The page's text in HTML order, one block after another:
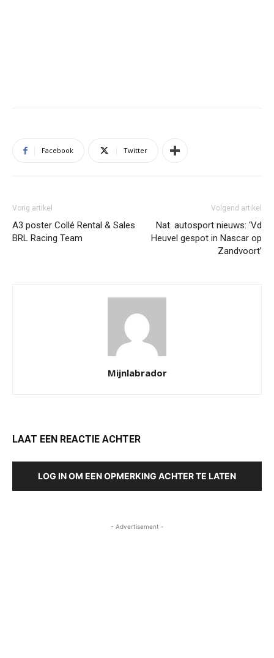
Facebook Twitter
Vorig artikel
A3 poster Collé Rental & Sales
BRL Racing Team
Volgend artikel
Nat. autosport nieuws: ‘Vd
Heuvel gespot in Nascar op
Zandvoort’
Mijnlabrador
LAAT EEN REACTIE ACHTER
LOG IN OM EEN OPMERKING ACHTER TE LATEN
- Advertisement -